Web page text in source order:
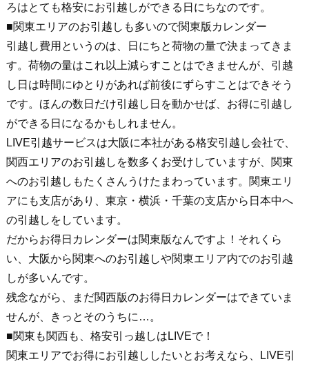
ろはとても格安にお引越しができる日にちなのです。
■関東エリアのお引越しも多いので関東版カレンダー
引越し費用というのは、日にちと荷物の量で決まってきま
す。荷物の量はこれ以上減らすことはできませんが、引越
し日は時間にゆとりがあれば前後にずらすことはできそう
です。ほんの数日だけ引越し日を動かせば、お得に引越し
ができる日になるかもしれません。
LIVE引越サービスは大阪に本社がある格安引越し会社で、
関西エリアのお引越しを数多くお受けしていますが、関東
へのお引越しもたくさんうけたまわっています。関東エリ
アにも支店があり、東京・横浜・千葉の支店から日本中へ
の引越しをしています。
だからお得日カレンダーは関東版なんですよ！それくら
い、大阪から関東へのお引越しや関東エリア内でのお引越
しが多いんです。
残念ながら、まだ関西版のお得日カレンダーはできていま
せんが、きっとそのうちに…。
■関東も関西も、格安引っ越しはLIVEで！
関東エリアでお得にお引越ししたいとお考えなら、LIVE引